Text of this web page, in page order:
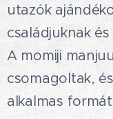
utazók
családjuknak
A momiji
csomagoltak,
alkalmas